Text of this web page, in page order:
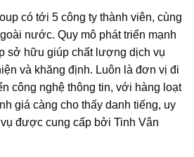
có tới 5 công ty thành viên, cùng
nước. Quy mô phát triển mạnh
sở hữu giúp chất lượng dịch vụ
và khăng định. Luôn là đơn vị đi
công nghệ thông tin, với hàng loạt
giá càng cho thấy danh tiếng, uy
được cung cấp bởi Tinh Vân